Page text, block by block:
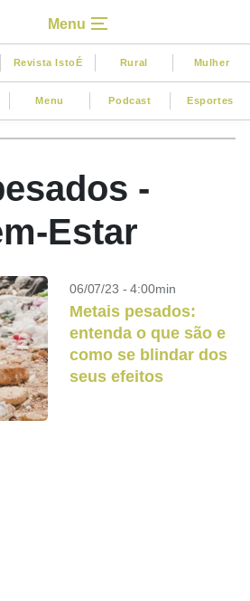
Menu
Revista IstoÉ Rural Mulher
Menu Podcast Esportes
-
Estar
06/07/23 - 4:00min
Metais pesados:
entenda o que são e
como se blindar dos
seus efeitos